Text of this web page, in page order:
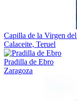
Capilla de la Virgen
Calaceite, Teruel
Pradilla de Ebro
Zaragoza